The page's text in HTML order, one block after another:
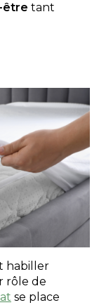
être tant
habiller
rôle de
se place